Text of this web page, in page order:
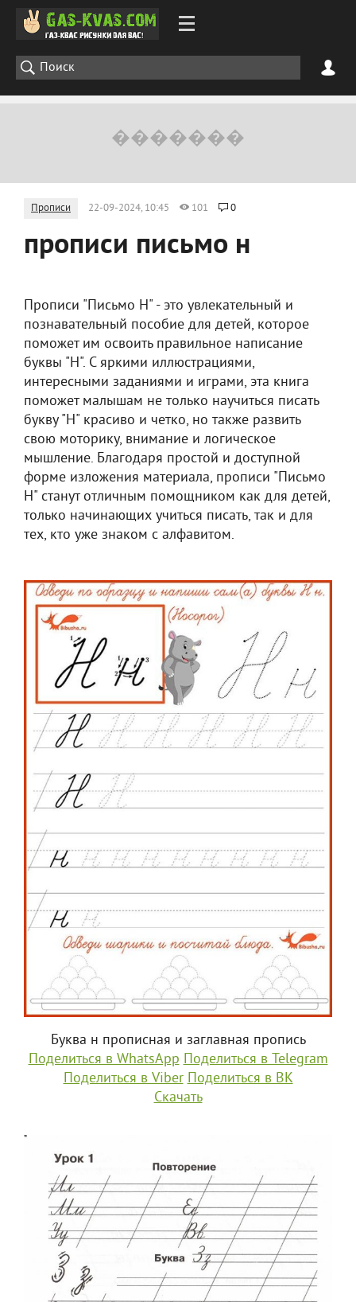
Прописи 22-09-2024, 10:45 101 0
прописи письмо н
Прописи "Письмо Н" - это увлекательный и
познавательный пособие для детей, которое
поможет им освоить правильное написание
буквы "Н". С яркими иллюстрациями,
интересными заданиями и играми, эта книга
поможет малышам не только научиться писать
букву "Н" красиво и четко, но также развить
свою моторику, внимание и логическое
мышление. Благодаря простой и доступной
форме изложения материала, прописи "Письмо
Н" станут отличным помощником как для детей,
только начинающих учиться писать, так и для
тех, кто уже знаком с алфавитом.
Буква н прописная и заглавная пропись
Поделиться в WhatsApp Поделиться в Telegram
Поделиться в Viber Поделиться в ВК
Скачать